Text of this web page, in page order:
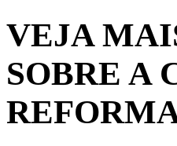
VEJA
SOBRE A